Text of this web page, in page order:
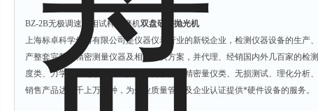
BZ-2B无极调速金相试样研磨机双盘研磨抛光机
上海标卓科学仪器有限公司是仪器仪表行业的新锐企业，检测仪器设备的生产
产整套完整的精密测量仪器及相关解决方案，并代理、经销国内外几百家的检
度类、力学类、电学类、试验类、光学类、精密量仪类、无损测试、理化分析
销售产品达成千上万多种，为企业质量管理及企业认证提供*硬件设备的服务。